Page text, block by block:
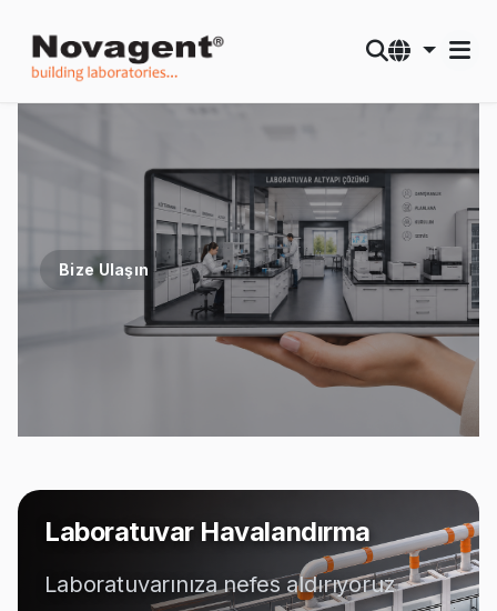
Bize Ulaşın
Laboratuvar Havalandırma
Laboratuvarınıza nefes aldırıyoruz